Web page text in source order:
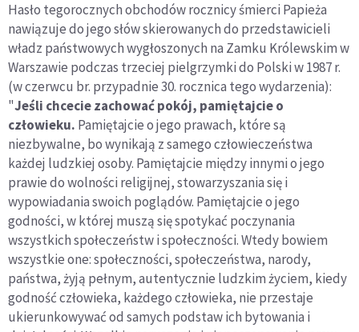
Hasło tegorocznych obchodów rocznicy śmierci Papieża
nawiązuje do jego słów skierowanych do przedstawicieli
władz państwowych wygłoszonych na Zamku Królewskim w
Warszawie podczas trzeciej pielgrzymki do Polski w 1987 r.
(w czerwcu br. przypadnie 30. rocznica tego wydarzenia):
"Jeśli chcecie zachować pokój, pamiętajcie o
człowieku. Pamiętajcie o jego prawach, które są
niezbywalne, bo wynikają z samego człowieczeństwa
każdej ludzkiej osoby. Pamiętajcie między innymi o jego
prawie do wolności religijnej, stowarzyszania się i
wypowiadania swoich poglądów. Pamiętajcie o jego
godności, w której muszą się spotykać poczynania
wszystkich społeczeństw i społeczności. Wtedy bowiem
wszystkie one: społeczności, społeczeństwa, narody,
państwa, żyją pełnym, autentycznie ludzkim życiem, kiedy
godność człowieka, każdego człowieka, nie przestaje
ukierunkowywać od samych podstaw ich bytowania i